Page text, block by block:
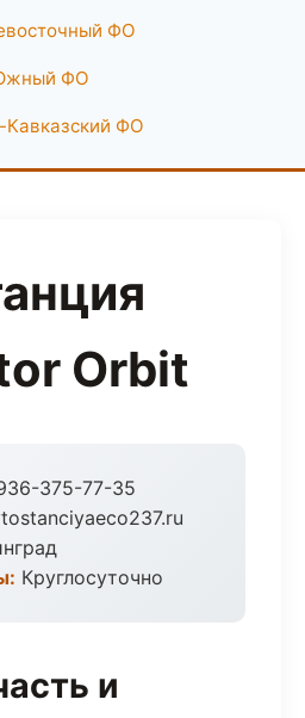
ФО
ФО
Кавказский ФО
Orbit
375-77-35
Круглосуточно
и